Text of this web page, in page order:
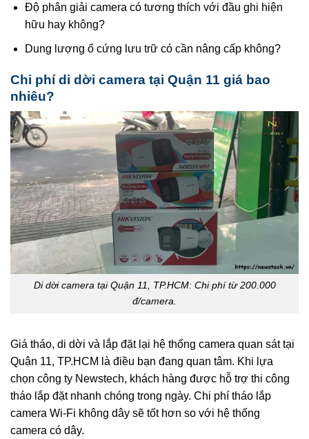
Độ phân giải camera có tương thích với đầu ghi hiện
hữu hay không?
Dung lượng ổ cứng lưu trữ có cần nâng cấp không?
Chi phí di dời camera tại Quận 11 giá bao
nhiêu?
Di dời camera tại Quận 11, TP.HCM: Chi phí từ 200.000
đ/camera.
Giá tháo, di dời và lắp đặt lại hệ thống camera quan sát tại
Quận 11, TP.HCM là điều bạn đang quan tâm. Khi lựa
chọn công ty Newstech, khách hàng được hỗ trợ thi công
tháo lắp đặt nhanh chóng trong ngày. Chi phí tháo lắp
camera Wi-Fi không dây sẽ tốt hơn so với hệ thống
camera có dây.